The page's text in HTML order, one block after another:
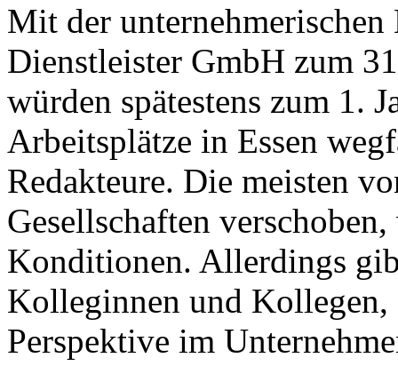
Mit der
Dienstleister GmbH zum
würden spätestens zum 1.
Arbeitsplätze in Essen
Redakteure. Die meisten
Gesellschaften
Konditionen. Allerdings
Kolleginnen und Kollegen,
Perspektive im